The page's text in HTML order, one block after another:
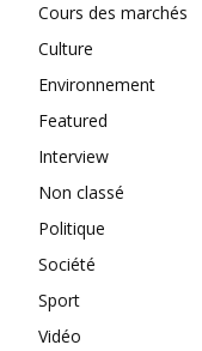
Cours des marchés
Culture
Environnement
Featured
Interview
Non classé
Politique
Société
Sport
Vidéo